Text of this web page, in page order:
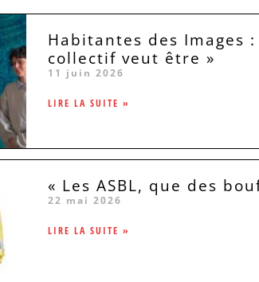
Habitantes des Images
collectif veut être »
11 juin 2026
LIRE LA SUITE »
« Les ASBL, que des
22 mai 2026
LIRE LA SUITE »